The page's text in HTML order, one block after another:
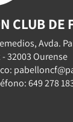
CLUB DE
Avda.
- 32003 Ourense
649 278